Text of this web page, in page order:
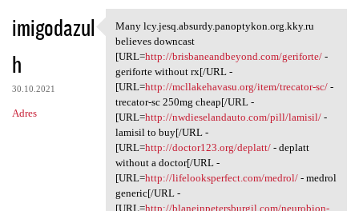
imigodazul
h
30.10.2021
Adres
Many lcy.jesq.absurdy
Many lcy.jesq.absurdy.panoptykon.org.kky.ru
believes downcast
[URL=http://brisbaneandbeyond.com/geriforte/-
geriforte without rx[/URL -
[URL=http://mcllakehavasu.org/item/trecator-sc/-
trecator-sc 250mg cheap[/URL -
[URL=http://nwdieselandauto.com/pill/lamisil/-
lamisil to buy[/URL -
[URL=http://doctor123.org/deplatt/- deplatt
without a doctor[/URL -
[URL=http://lifelooksperfect.com/medrol/- medrol
generic[/URL -
[URL=http://blaneinpetersburgil.com/neurobion-